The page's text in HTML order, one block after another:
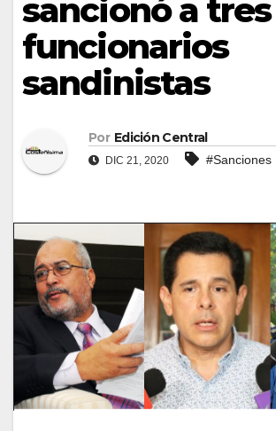
sancionó a tres
funcionarios
sandinistas
Por Edición Central
DIC 21, 2020 #Sanciones